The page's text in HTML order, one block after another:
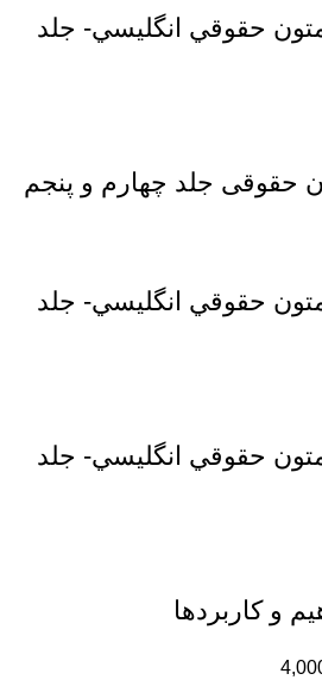
حقوقي انگليسي- جلد
حقوقی جلد چهارم و پنجم
حقوقي انگليسي- جلد
حقوقي انگليسي- جلد
و کاربردها